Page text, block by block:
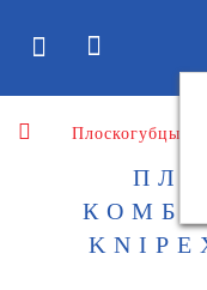
Плоскогубцы